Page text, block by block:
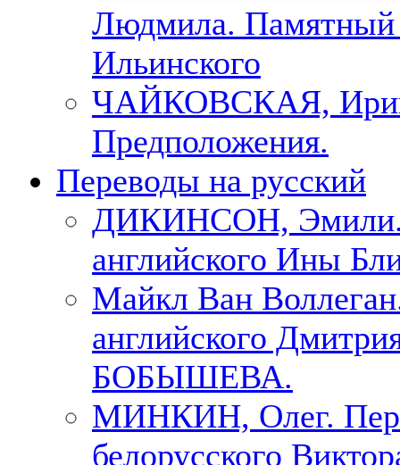
Людмила. Памятный
Ильинского
ЧАЙКОВСКАЯ,
Предположения.
Переводы на русский
ДИКИНСОН, Эмили.
английского Ины
Майкл Ван
английского
БОБЫШЕВА.
МИНКИН, Олег.
белорусского